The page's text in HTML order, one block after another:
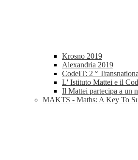
Krosno 2019
Alexandria 2019
CodeIT: 2 °
L' Istituto Mattei e il
Il Mattei partecipa a un
MAKTS - Maths: A Key To